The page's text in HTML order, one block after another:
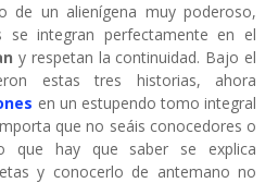
de un alienígena muy poderoso,
integran perfectamente en el
y respetan la continuidad. Bajo el
estas tres historias, ahora
en un estupendo tomo integral
que no seáis conocedores o
que hay que saber se explica
y conocerlo de antemano no